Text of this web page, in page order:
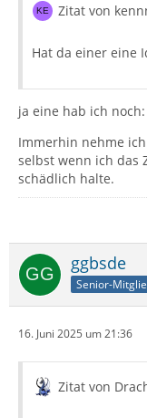
Zitat von
Hat da einer eine
ja eine hab ich
Immerhin nehme
selbst wenn ich das
schädlich halte.
ggbsde
Senior-
16. Juni 2025 um 21:36
Zitat von